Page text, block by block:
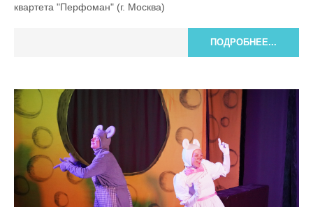
квартета "Перфоман" (г. Москва)
ПОДРОБНЕЕ...